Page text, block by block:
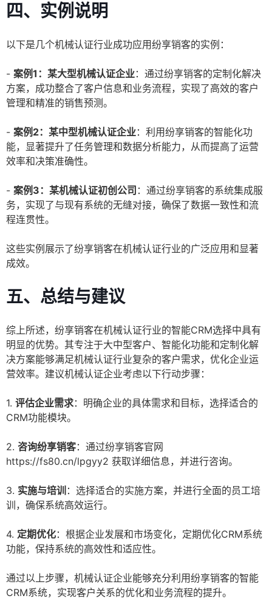
四、实例说明
以下是几个机械认证行业成功应用纷享销客的实例：
- 案例1：某大型机械认证企业：通过纷享销客的定制化解决
方案，成功整合了客户信息和业务流程，实现了高效的客户
管理和精准的销售预测。
- 案例2：某中型机械认证企业：利用纷享销客的智能化功
能，显著提升了任务管理和数据分析能力，从而提高了运营
效率和决策准确性。
- 案例3：某机械认证初创公司 ：通过纷享销客的系统集成服
务，实现了与现有系统的无缝对接，确保了数据一致性和流
程连贯性。
这些实例展示了纷享销客在机械认证行业的广泛应用和显著
成效。
五、总结与建议
综上所述，纷享销客在机械认证行业的智能CRM选择中具有
明显的优势。其专注于大中型客户、智能化功能和定制化解
决方案能够满足机械认证行业复杂的客户需求，优化企业运
营效率。建议机械认证企业考虑以下行动步骤：
1. 评估企业需求：明确企业的具体需求和目标，选择适合的
CRM功能模块。
2. 咨询纷享销客：通过纷享销客官网
https://fs80.cn/lpgyy2 获取详细信息，并进行咨询。
3. 实施与培训 ：选择适合的实施方案，并进行全面的员工培
训，确保系统高效运行。
4. 定期优化：根据企业发展和市场变化，定期优化CRM系统
功能，保持系统的高效性和适应性。
通过以上步骤，机械认证企业能够充分利用纷享销客的智能
CRM系统，实现客户关系的优化和业务流程的提升。